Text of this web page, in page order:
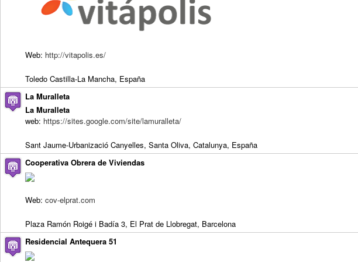
Web: http://vitapolis.es/
Toledo Castilla-La Mancha, España
La Muralleta
La Muralleta
web: https://sites.google.com/site/lamuralleta/
Sant Jaume-Urbanizació Canyelles, Santa Oliva, Catalunya, España
Cooperativa Obrera de Viviendas
Web: cov-elprat.com
Plaza Ramón Roigé i Badía 3, El Prat de Llobregat, Barcelona
Residencial Antequera 51